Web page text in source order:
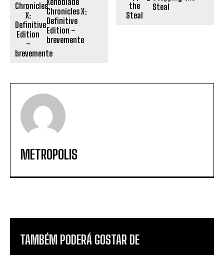
Xenoblade
Chronicles X:
Definitive
Edition –
brevemente
Steal
METROPOLIS
TAMBÉM PODERÁ GOSTAR DE